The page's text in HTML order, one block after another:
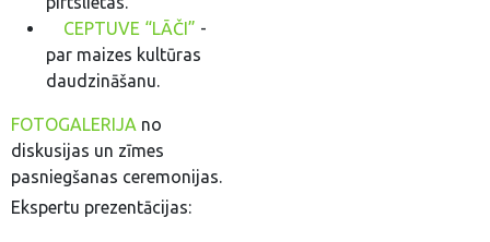
CEPTUVE “LĀČI” -
par maizes kultūras
daudzināšanu.
FOTOGALERIJA no
diskusijas un zīmes
pasniegšanas ceremonijas.
Ekspertu prezentācijas: